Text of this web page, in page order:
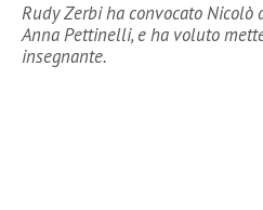
Rudy Zerbi ha convocato Nicolò
Anna Pettinelli, e ha voluto
insegnante.